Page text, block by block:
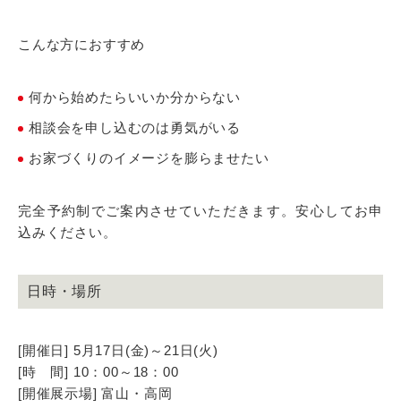
こんな方におすすめ
何から始めたらいいか分からない
相談会を申し込むのは勇気がいる
お家づくりのイメージを膨らませたい
完全予約制でご案内させていただきます。安心してお申
込みください。
日時・場所
[開催日] 5月17日(金)～21日(火)
[時 間] 10：00～18：00
[開催展示場] 富山・高岡